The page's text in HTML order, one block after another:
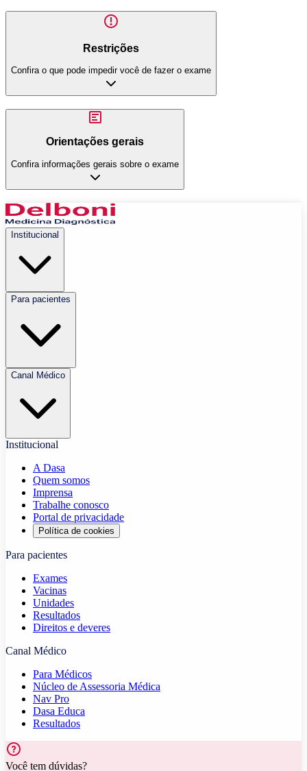
Restrições
Confira o que pode impedir você de fazer o exame
Orientações gerais
Confira informações gerais sobre o exame
Institucional
Para pacientes
Canal Médico
Institucional
A Dasa
Quem somos
Imprensa
Trabalhe conosco
Portal de privacidade
Política de cookies
Para pacientes
Exames
Vacinas
Unidades
Resultados
Direitos e deveres
Canal Médico
Para Médicos
Núcleo de Assessoria Médica
Nav Pro
Dasa Educa
Resultados
Você tem dúvidas?